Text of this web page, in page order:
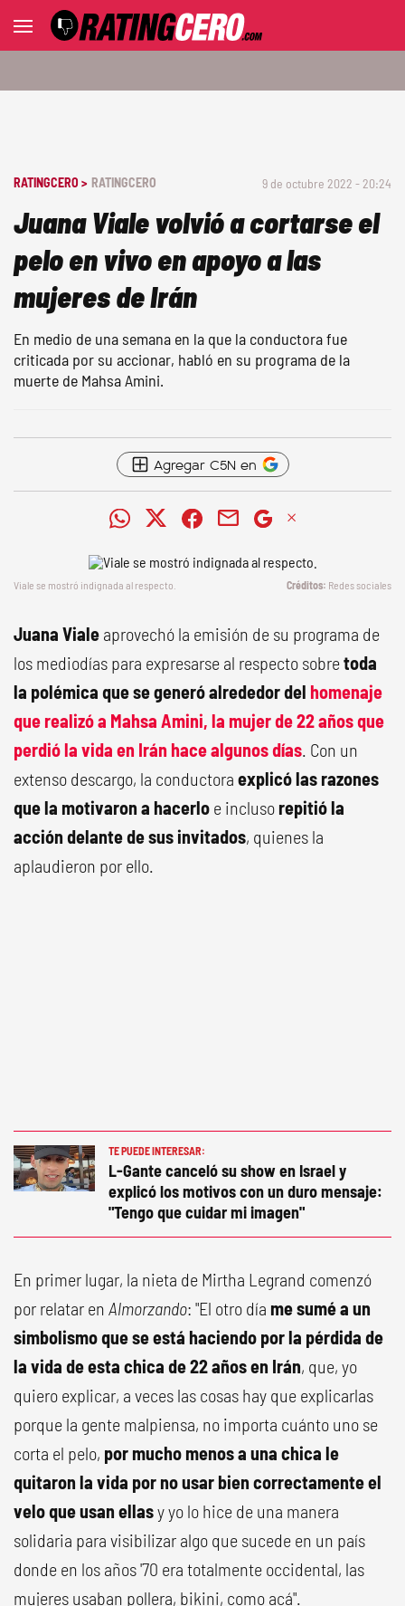
RATINGCERO > RATINGCERO 9 de octubre 2022 - 20:24
Juana Viale volvió a cortarse el
pelo en vivo en apoyo a las
mujeres de Irán
En medio de una semana en la que la conductora fue
criticada por su accionar, habló en su programa de la
muerte de Mahsa Amini.
Agregar C5N en
Viale se mostró indignada al respecto. Redes sociales
Juana Viale aprovechó la emisión de su programa de
los mediodías para expresarse al respecto sobretoda
la polémica que se generó alrededor del homenaje
que realizó a Mahsa Amini, la mujer de 22 años que
perdió la vida en Irán hace algunos días. Con un
extenso descargo, la conductora explicó las razones
que la motivaron a hacerlo e incluso repitió la
acción delante de sus invitados, quienes la
aplaudieron por ello.
TE PUEDE INTERESAR:
L-Gante canceló su show en Israel y
explicó los motivos con un duro mensaje:
"Tengo que cuidar mi imagen"
En primer lugar, la nieta de Mirtha Legrand comenzó
por relatar en Almorzando: "El otro día me sumé a un
simbolismo que se está haciendo por la pérdida de
la vida de esta chica de 22 años en Irán, que, yo
quiero explicar, a veces las cosas hay que explicarlas
porque la gente malpiensa, no importa cuánto uno se
corta el pelo, por mucho menos a una chica le
quitaron la vida por no usar bien correctamente el
velo que usan ellasy yo lo hice de una manera
solidaria para visibilizar algo que sucede en un país
donde en los años '70 era totalmente occidental, las
mujeres usaban pollera, bikini, como acá".